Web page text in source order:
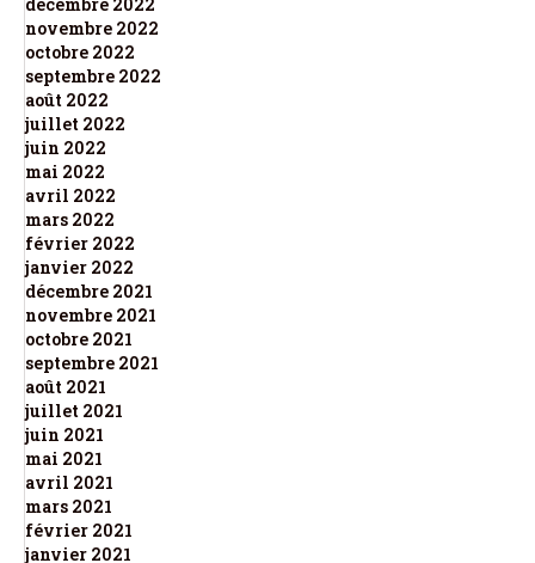
novembre 2022
octobre 2022
septembre 2022
août 2022
juillet 2022
juin 2022
mai 2022
avril 2022
mars 2022
février 2022
janvier 2022
décembre 2021
novembre 2021
octobre 2021
septembre 2021
août 2021
juillet 2021
juin 2021
mai 2021
avril 2021
mars 2021
février 2021
janvier 2021